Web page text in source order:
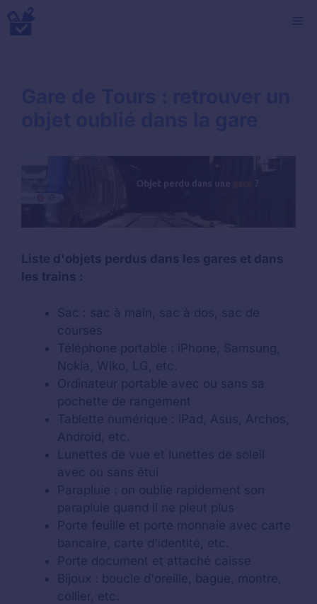
Aller
au
Liste d'objets perdus dans les gares et dans
les trains :
Sac : sac à main, sac à dos, sac de
courses
Téléphone portable : iPhone, Samsung,
Nokia, Wiko, LG, etc.
Ordinateur portable avec ou sans sa
pochette de rangement
Tablette numérique : iPad, Asus, Archos,
Android, etc.
Lunettes de vue et lunettes de soleil
avec ou sans étui
Parapluie : on oublie rapidement son
parapluie quand il ne pleut plus
Porte feuille et porte monnaie avec carte
bancaire, carte d'identité, etc.
Porte document et attaché caisse
Bijoux : boucle d'oreille, bague, montre,
collier, etc.